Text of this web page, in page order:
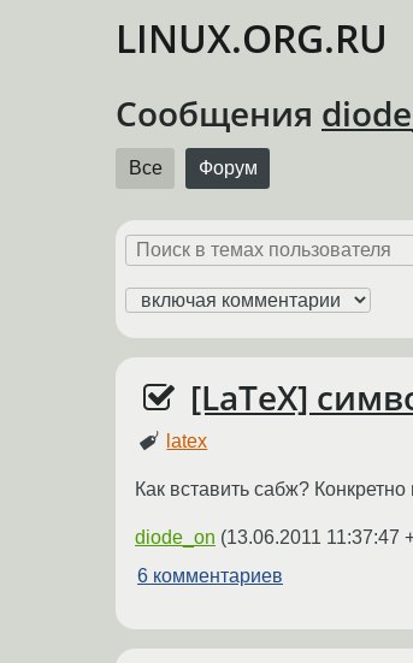
LINUX.ORG.RU
Сообщения
Все Форум
[LaTeX]
latex
Как вставить сабж?
diode_on (13.06.2011 11:37:47
6 комментариев